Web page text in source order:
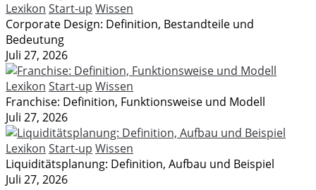
Lexikon Start-up Wissen
Corporate Design: Definition, Bestandteile und
Bedeutung
Juli 27, 2026
Lexikon Start-up Wissen
Franchise: Definition, Funktionsweise und Modell
Juli 27, 2026
Lexikon Start-up Wissen
Liquiditätsplanung: Definition, Aufbau und Beispiel
Juli 27, 2026